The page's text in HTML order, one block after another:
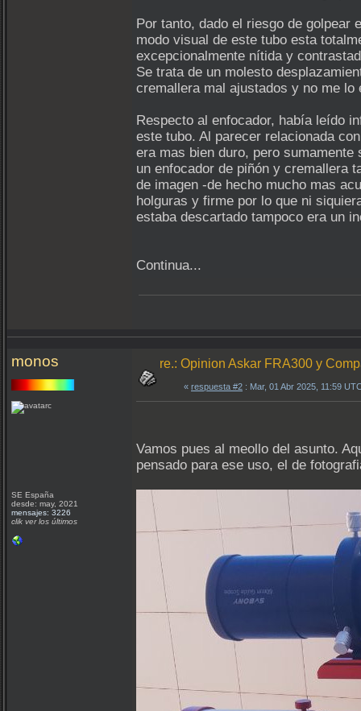
Por tanto, dado el riesgo de golpear
modo visual de este tubo esta
excepcionalmente nítida y
Se trata de un molesto
cremallera mal ajustados y no me lo
Respecto al enfocador, había leído
este tubo. Al parecer relacionada
era mas bien duro, pero
un enfocador de piñón y cremallera
de imagen -de hecho mucho mas
holguras y firme por lo que ni
estaba descartado tampoco era un
Continua...
monos
SE España
desde: may, 2021
mensajes: 3226
clik ver los últimos
re.: Opinion Askar FRA300 y
« respuesta #2 : Mar, 01 Abr 2025, 11:59
Vamos pues al meollo del asunto.
pensado para ese uso, el de